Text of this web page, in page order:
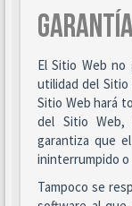
El Sitio Web no
utilidad del Sitio
Sitio Web hará
del Sitio Web,
garantiza que
ininterrumpido
Tampoco se